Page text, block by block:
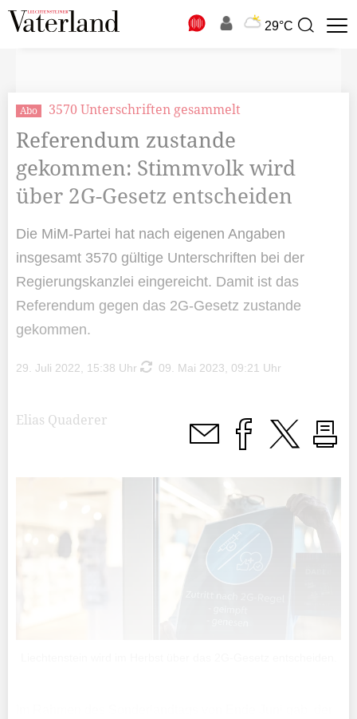
29°C
Suchbegriff
Abo 3570 Unterschriften gesammelt
Referendum zustande
gekommen: Stimmvolk wird
über 2G-Gesetz entscheiden
Die MiM-Partei hat nach eigenen Angaben
insgesamt 3570 gültige Unterschriften bei der
Regierungskanzlei eingereicht. Damit ist das
Referendum gegen das 2G-Gesetz zustande
gekommen.
29. Juli 2022, 15:38 Uhr 09. Mai 2023, 09:21 Uhr
Elias Quaderer